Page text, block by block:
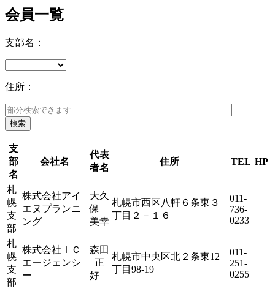
会員一覧
支部名：
住所：
検索
支
部
名
会社名
代表
者名
住所 TEL HP
札
幌
支
部
株式会社アイ
エヌプランニ
ング
大久
保
美幸
札幌市西区八軒６条東３
丁目２－１６
011-
736-
0233
札
幌
支
部
株式会社ＩＣ
エージェンシ
ー
森田
正
好
札幌市中央区北２条東12
丁目98-19
011-
251-
0255